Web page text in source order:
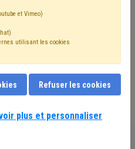
Nature
au terme que
d'assistance-
et Vimeo)
utilisant les cookies
Refuser les cookies
plus et personnaliser